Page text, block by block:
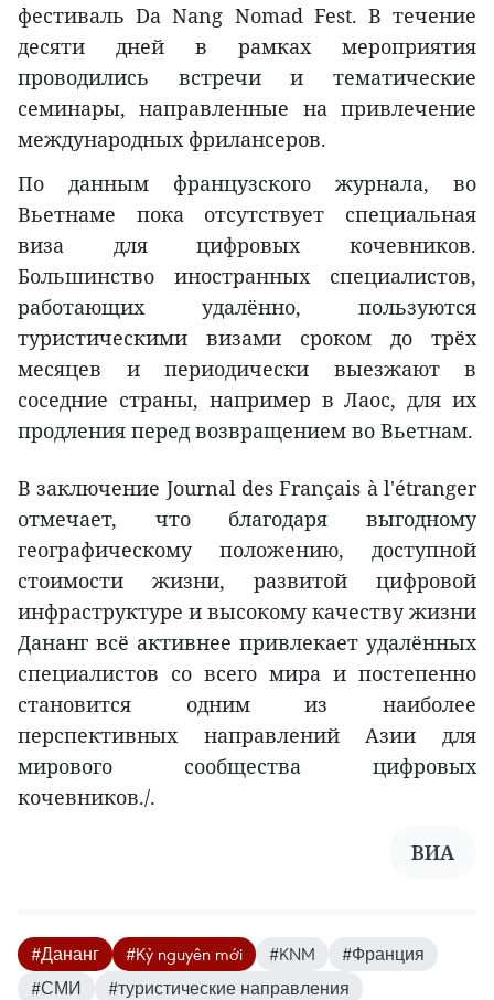
фестиваль Da Nang Nomad Fest. В течение
десяти дней в рамках мероприятия
проводились встречи и тематические
семинары, направленные на привлечение
международных фрилансеров.
По данным французского журнала, во
Вьетнаме пока отсутствует специальная
виза для цифровых кочевников.
Большинство иностранных специалистов,
работающих удалённо, пользуются
туристическими визами сроком до трёх
месяцев и периодически выезжают в
соседние страны, например в Лаос, для их
продления перед возвращением во Вьетнам.
В заключение Journal des Français à l'étranger
отмечает, что благодаря выгодному
географическому положению, доступной
стоимости жизни, развитой цифровой
инфраструктуре и высокому качеству жизни
Дананг всё активнее привлекает удалённых
специалистов со всего мира и постепенно
становится одним из наиболее
перспективных направлений Азии для
мирового сообщества цифровых
кочевников./.
ВИА
#Дананг #Kỷ nguyên mới #KNM
#Франция
#СМИ
#туристические направления